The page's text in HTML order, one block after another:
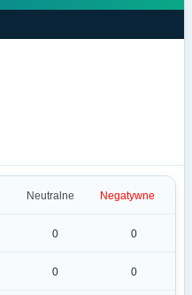
Neutralne Negatywne
0 0
0 0